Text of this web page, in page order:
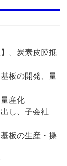
、炭素皮膜抵
板の開発、量
産化
し、子会社
の生産・操